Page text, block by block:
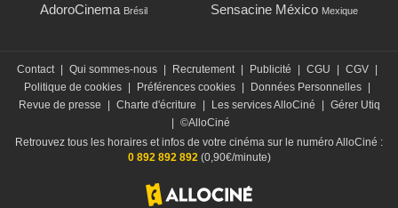
AdoroCinema Brésil Sensacine México Mexique
Contact | Qui sommes-nous | Recrutement | Publicité | CGU | CGV |
Politique de cookies | Préférences cookies | Données Personnelles |
Revue de presse
| Charte d'écriture | Les services AlloCiné | Gérer Utiq
| ©AlloCiné
Retrouvez tous les horaires et infos de votre cinéma sur le numéro AlloCiné :
0 892 892 892 (0,90€/minute)